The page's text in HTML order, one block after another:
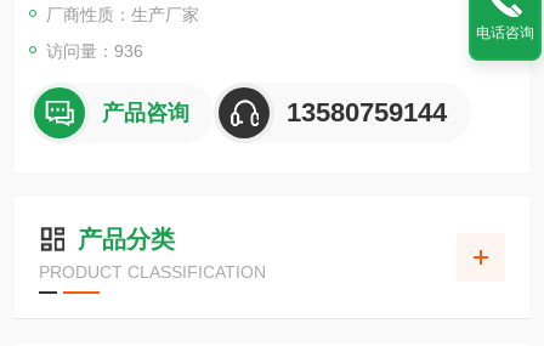
厂商性质：生产厂家
访问量：936
产品咨询 13580759144
产品分类
PRODUCT CLASSIFICATION
电话咨询